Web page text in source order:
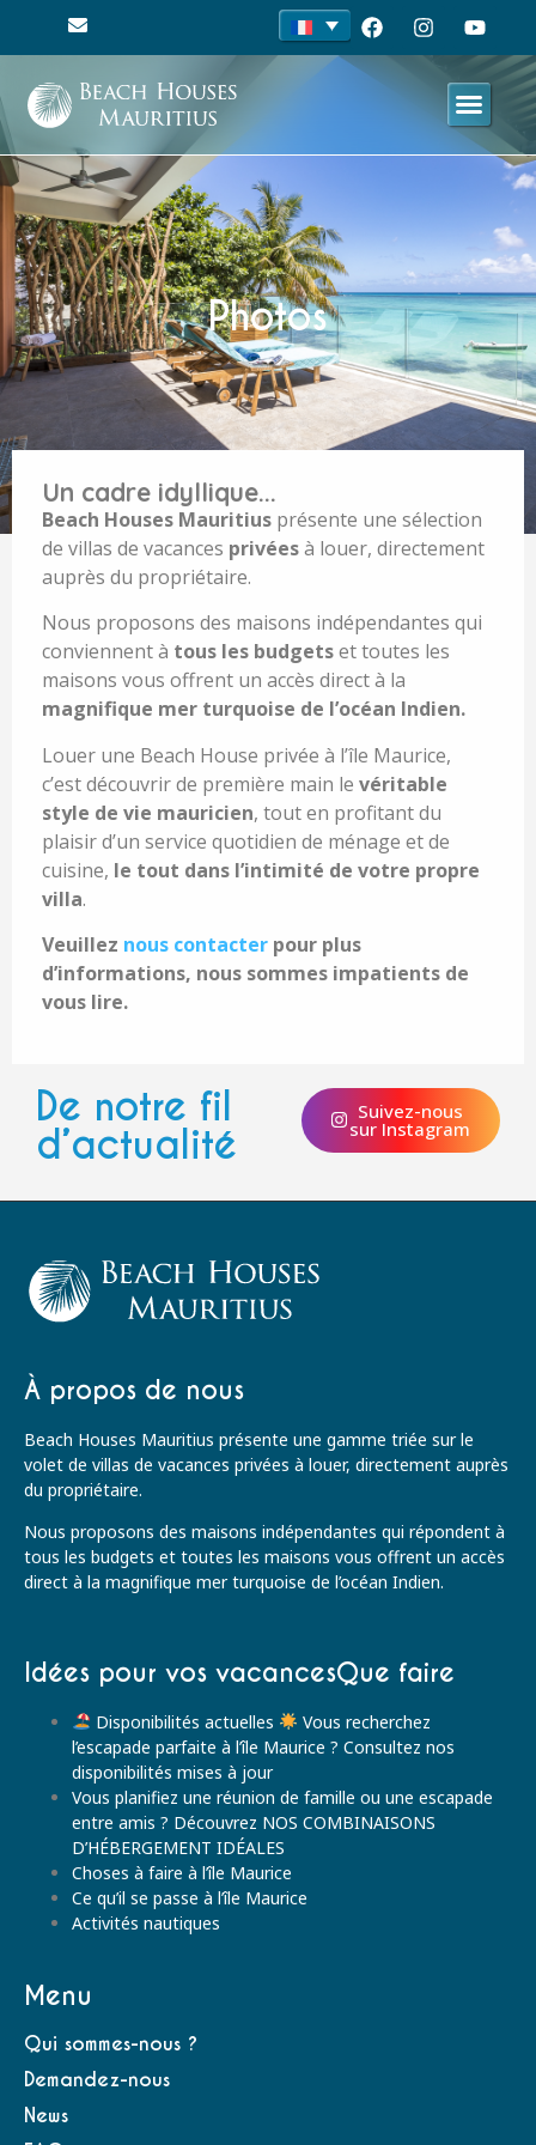
Photos
Un cadre idyllique...
Beach Houses Mauritius présente une sélection
de villas de vacances privéesà louer, directement
auprès du propriétaire.
Nous proposons des maisons indépendantes qui
conviennent à tous les budgetset toutes les
maisons vous offrent un accès direct à la
magnifique mer turquoise de l’océan Indien.
Louer une Beach House privée à l’île Maurice,
c’est découvrir de première main le véritable
style de vie mauricien, tout en profitant du
plaisir d’un service quotidien de ménage et de
cuisine, le tout dans l’intimité de votre propre
villa.
Veuillez nous contacter pour plus
d’informations, nous sommes impatients de
vous lire.
De notre fil
d’actualité
Suivez-nous
sur Instagram
À propos de nous
Beach Houses Mauritius présente une gamme triée sur le
volet de villas de vacances privées à louer, directement auprès
du propriétaire.
Nous proposons des maisons indépendantes qui répondent à
tous les budgets et toutes les maisons vous offrent un accès
direct à la magnifique mer turquoise de l’océan Indien.
Idées pour vos vacancesQue faire
Disponibilités actuelles
Vous recherchez
l’escapade parfaite à l’île Maurice ? Consultez nos
disponibilités mises à jour
Vous planifiez une réunion de famille ou une escapade
entre amis ? Découvrez NOS COMBINAISONS
D’HÉBERGEMENT IDÉALES
Choses à faire à l’île Maurice
Ce qu’il se passe à l’île Maurice
Activités nautiques
Menu
Qui sommes-nous ?
Demandez-nous
News